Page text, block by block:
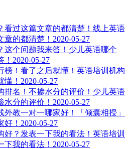
线上英语
章的都清楚！ 2020-05-27
少儿英语哪个
2020-05-27
英语培训机构
懂！ 2020-05-27
少儿英语
水分的评价！ 2020-05-27
「倾囊相授」
好！ 2020-05-27
英语培训
下我的看法！ 2020-05-27